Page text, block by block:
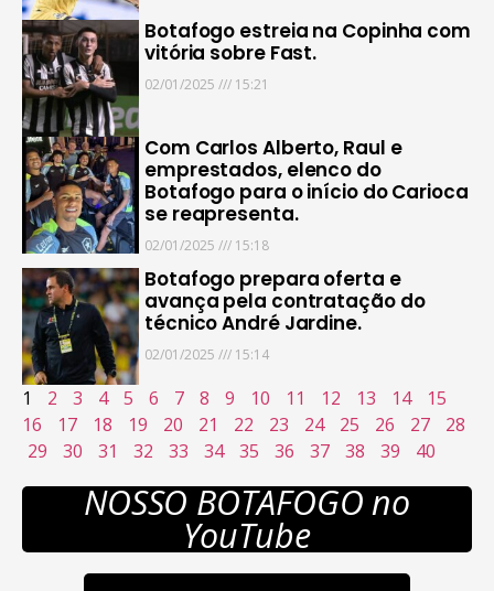
Botafogo estreia na Copinha com
vitória sobre Fast.
02/01/2025 15:21
Com Carlos Alberto, Raul e
emprestados, elenco do
Botafogo para o início do Carioca
se reapresenta.
02/01/2025 15:18
Botafogo prepara oferta e
avança pela contratação do
técnico André Jardine.
02/01/2025 15:14
1 2 3 4 5 6 7 8 9 10 11 12 13 14
15
16
17 18 19 20 21 22 23 24 25 26 27
28
29
30 31 32 33 34 35 36 37 38 39 40
NOSSO BOTAFOGO no
YouTube